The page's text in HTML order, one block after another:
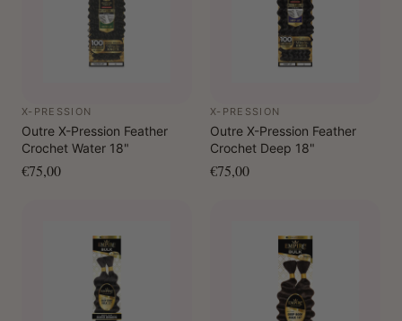
X-PRESSION
Outre X-Pression Feather
Crochet Water 18"
€75,00
X-PRESSION
Outre X-Pression Feather
Crochet Deep 18"
€75,00